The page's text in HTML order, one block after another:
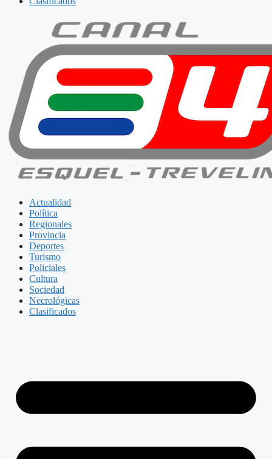
Actualidad
Política
Regionales
Provincia
Deportes
Turismo
Policiales
Cultura
Sociedad
Necrológicas
Clasificados